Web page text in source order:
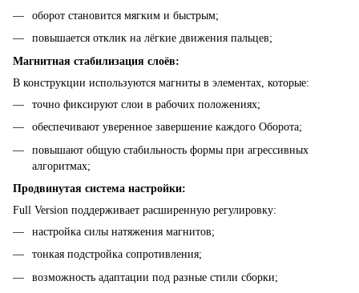
оборот становится мягким и быстрым;
повышается отклик на лёгкие движения пальцев;
Магнитная стабилизация слоёв:
В конструкции используются магниты в элементах, которые:
точно фиксируют слои в рабочих положениях;
обеспечивают уверенное завершение каждого Оборота;
повышают общую стабильность формы при агрессивных
алгоритмах;
Продвинутая система настройки:
Full Version поддерживает расширенную регулировку:
настройка силы натяжения магнитов;
тонкая подстройка сопротивления;
возможность адаптации под разные стили сборки;